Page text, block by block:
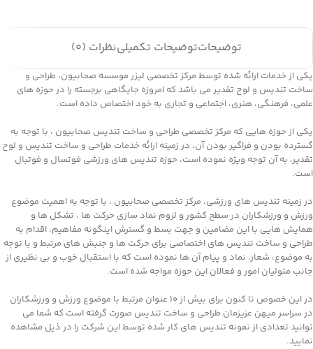
توضیحاتتوضیحات تکمیلینظرات (0)
یکی از خدمات ارائه شده توسط مرکز تخصصی لیزر موسسه صحابیون، طراحی و
ساخت تندیس و لوح تقدیر می باشد که امروزه جایگاهی برجسته را در حوزه های
علمی، فرهنگی، هنری، اجتماعی و تجاری به خود اختصاص داده است.
یکی از حوزه هایی که مرکز تخصصی طراحی و ساخت تندیس صحابیون ، با توجه به
گسترده بودن و فراگیر بودن آن، در زمینه ارائه خدمات طراحی و ساخت تندیس و لوح
تقدیر، به آن توجه ویژه نموده است، حوزه تندیس های ورزشی فوتسال و فوتبال
است.
در زمینه تندیس های ورزشی، مرکز تخصصی صحابیون ، با توجه به اهمیت موضوع
ورزش و ورزشکاران در سطح کشور و لزوم نماد سازی حرکت ها ، تشکل ها و
همایش هایی با این مضامین و جهت بسط و گسترش اینگونه مفاهیم، اقدام به
طراحی و ساخت تندیس های اختصاصی برای حرکت ها و جنبش های مرتبط و با توجه
به موضوع، شعار، نماد و پیام آن ها نموده است که با استقبال خوب و بی نظیری از
جانب متولیان امور و فعالان این حوزه مواجه شده است.
در این خصوص تا کنون برای بیش از ۱۰ عنوان مرتبط با موضوع ورزش و ورزشکاران
در سراسر میهن عزیزمان طراحی و ساخت تندیس صورت گرفته است که شما می
توانید تعدادی از نمونه تندیس های کار شده توسط این شرکت را در ذیل مشاهده
نمایید.